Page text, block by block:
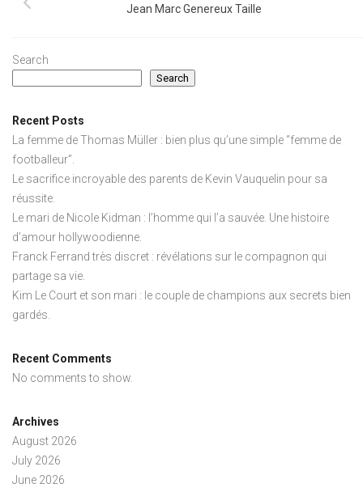
Jean Marc Genereux Taille
Search
Search
Recent Posts
La femme de Thomas Müller : bien plus qu’une simple “femme de
footballeur”.
Le sacrifice incroyable des parents de Kevin Vauquelin pour sa
réussite.
Le mari de Nicole Kidman : l’homme qui l’a sauvée. Une histoire
d’amour hollywoodienne.
Franck Ferrand très discret : révélations sur le compagnon qui
partage sa vie.
Kim Le Court et son mari : le couple de champions aux secrets bien
gardés.
Recent Comments
No comments to show.
Archives
August 2026
July 2026
June 2026